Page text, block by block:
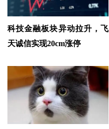
科技金融板块异动拉升，飞
天诚信实现20cm涨停